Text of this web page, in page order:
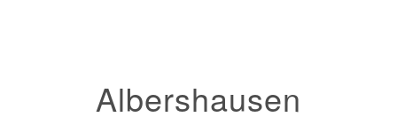
Albershausen